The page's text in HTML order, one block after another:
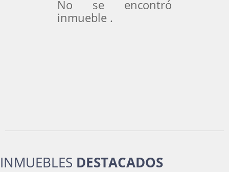
No se encontró
inmueble .
INMUEBLES DESTACADOS